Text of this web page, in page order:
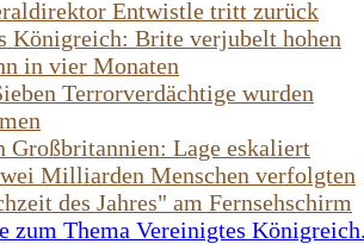
Entwistle tritt zurück
Königreich: Brite verjubelt hohen
in vier Monaten
Terrorverdächtige wurden
Großbritannien: Lage eskaliert
Milliarden Menschen verfolgten
des Jahres" am Fernsehschirm
zum Thema Vereinigtes